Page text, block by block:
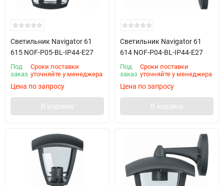
Светильник Navigator 61
615 NOF-P05-BL-IP44-E27
Под
заказ
Сроки поставки
уточняйте у менеджера
Цена по запросу
В корзину
Светильник Navigator 61
614 NOF-P04-BL-IP44-E27
Под
заказ
Сроки поставки
уточняйте у менеджера
Цена по запросу
В корзину